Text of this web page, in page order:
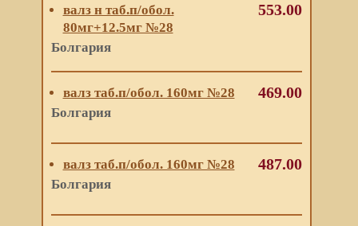
валз н таб.п/обол.
80мг+12.5мг №28
Болгария
553.00
валз таб.п/обол. 160мг №28
Болгария
469.00
валз таб.п/обол. 160мг №28
Болгария
487.00